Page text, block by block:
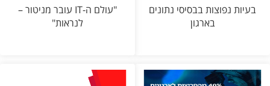
בעיות נפוצות בבסיסי נתונים
בארגון
"עולם ה-IT עובר מניטור –
לנראות"